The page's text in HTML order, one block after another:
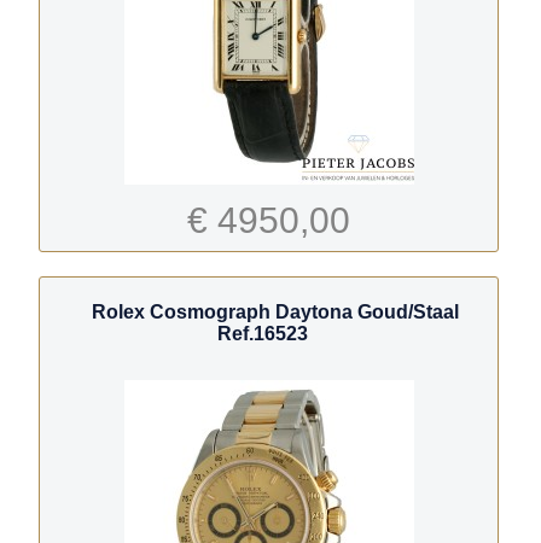
€ 4950,00
Rolex Cosmograph Daytona Goud/Staal
Ref.16523